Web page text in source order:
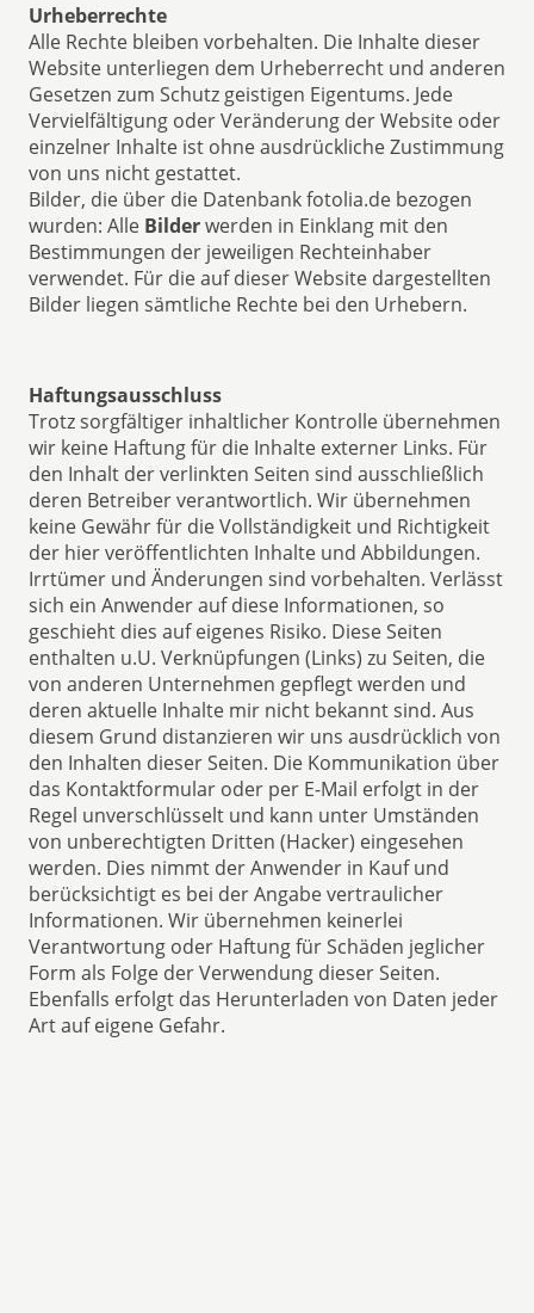
Urheberrechte
Alle Rechte bleiben vorbehalten. Die Inhalte dieser
Website unterliegen dem Urheberrecht und anderen
Gesetzen zum Schutz geistigen Eigentums. Jede
Vervielfältigung oder Veränderung der Website oder
einzelner Inhalte ist ohne ausdrückliche Zustimmung
von uns nicht gestattet.
Bilder, die über die Datenbank fotolia.de bezogen
wurden: Alle Bilderwerden in Einklang mit den
Bestimmungen der jeweiligen Rechteinhaber
verwendet. Für die auf dieser Website dargestellten
Bilder liegen sämtliche Rechte bei den Urhebern.
Haftungsausschluss
Trotz sorgfältiger inhaltlicher Kontrolle übernehmen
wir keine Haftung für die Inhalte externer Links. Für
den Inhalt der verlinkten Seiten sind ausschließlich
deren Betreiber verantwortlich. Wir übernehmen
keine Gewähr für die Vollständigkeit und Richtigkeit
der hier veröffentlichten Inhalte und Abbildungen.
Irrtümer und Änderungen sind vorbehalten. Verlässt
sich ein Anwender auf diese Informationen, so
geschieht dies auf eigenes Risiko. Diese Seiten
enthalten u.U. Verknüpfungen (Links) zu Seiten, die
von anderen Unternehmen gepflegt werden und
deren aktuelle Inhalte mir nicht bekannt sind. Aus
diesem Grund distanzieren wir uns ausdrücklich von
den Inhalten dieser Seiten. Die Kommunikation über
das Kontaktformular oder per E-Mail erfolgt in der
Regel unverschlüsselt und kann unter Umständen
von unberechtigten Dritten (Hacker) eingesehen
werden. Dies nimmt der Anwender in Kauf und
berücksichtigt es bei der Angabe vertraulicher
Informationen. Wir übernehmen keinerlei
Verantwortung oder Haftung für Schäden jeglicher
Form als Folge der Verwendung dieser Seiten.
Ebenfalls erfolgt das Herunterladen von Daten jeder
Art auf eigene Gefahr.